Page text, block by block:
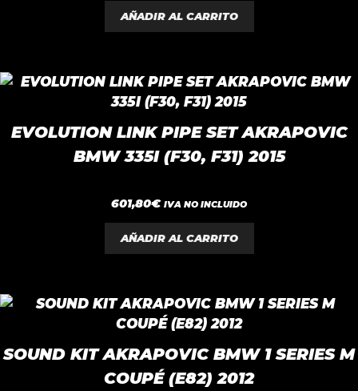
5
AÑADIR AL CARRITO
EVOLUTION LINK PIPE SET AKRAPOVIC
BMW 335I (F30, F31) 2015
0
d
e
5
601,80€ IVA NO INCLUIDO
AÑADIR AL CARRITO
SOUND KIT AKRAPOVIC BMW 1 SERIES M
COUPÉ (E82) 2012